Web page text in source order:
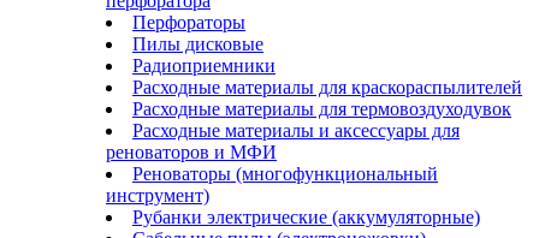
Перфораторы
Пилы дисковые
Радиоприемники
Расходные материалы для краскораспылителей
Расходные материалы для термовоздуходувок
Расходные материалы и аксессуары для
реноваторов и МФИ
Реноваторы (многофункциональный
инструмент)
Рубанки электрические (аккумуляторные)